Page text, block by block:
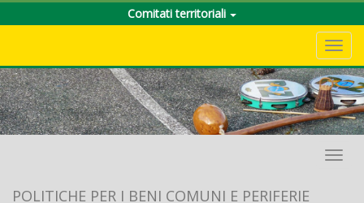
Comitati territoriali
POLITICHE PER I BENI COMUNI E PERIFERIE